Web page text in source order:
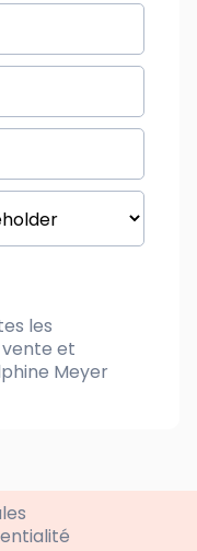
les
et
Meyer